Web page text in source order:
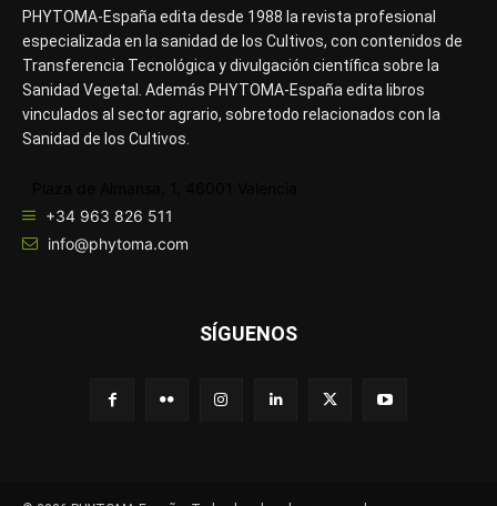
PHYTOMA-España edita desde 1988 la revista profesional
especializada en la sanidad de los Cultivos, con contenidos de
Transferencia Tecnológica y divulgación científica sobre la
Sanidad Vegetal. Además PHYTOMA-España edita libros
vinculados al sector agrario, sobretodo relacionados con la
Sanidad de los Cultivos.
+34 963 826 511
info@phytoma.com
SÍGUENOS